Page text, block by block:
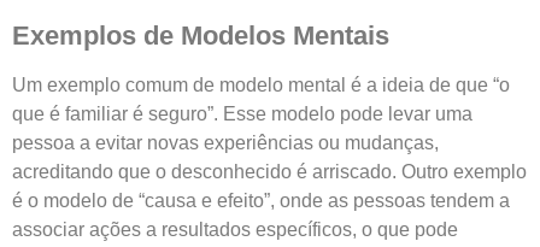
Exemplos de Modelos Mentais
Um exemplo comum de modelo mental é a ideia de que “o
que é familiar é seguro”. Esse modelo pode levar uma
pessoa a evitar novas experiências ou mudanças,
acreditando que o desconhecido é arriscado. Outro exemplo
é o modelo de “causa e efeito”, onde as pessoas tendem a
associar ações a resultados específicos, o que pode